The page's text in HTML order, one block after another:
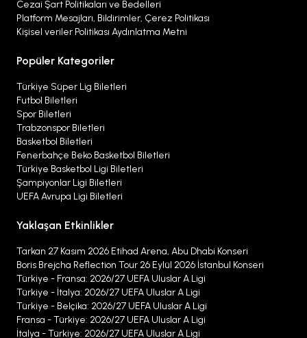
Cezai Şart Politikaları ve Bedelleri
Platform Mesajları, Bildirimler, Çerez Politikası
Kişisel veriler Politikası Aydınlatma Metni
Popüler Kategoriler
Türkiye Süper Lig Biletleri
Futbol Biletleri
Spor Biletleri
Trabzonspor Biletleri
Basketbol Biletleri
Fenerbahçe Beko Basketbol Biletleri
Türkiye Basketbol Ligi Biletleri
Şampiyonlar Ligi Biletleri
UEFA Avrupa Ligi Biletleri
Yaklaşan Etkinlikler
Tarkan 27 Kasım 2026 Etihad Arena, Abu Dhabi Konseri
Boris Brejcha Reflection Tour 26 Eylül 2026 İstanbul Konseri
Türkiye - Fransa: 2026/27 UEFA Uluslar A Ligi
Türkiye - İtalya: 2026/27 UEFA Uluslar A Ligi
Türkiye - Belçika: 2026/27 UEFA Uluslar A Ligi
Fransa - Türkiye: 2026/27 UEFA Uluslar A Ligi
İtalya - Türkiye: 2026/27 UEFA Uluslar A Ligi